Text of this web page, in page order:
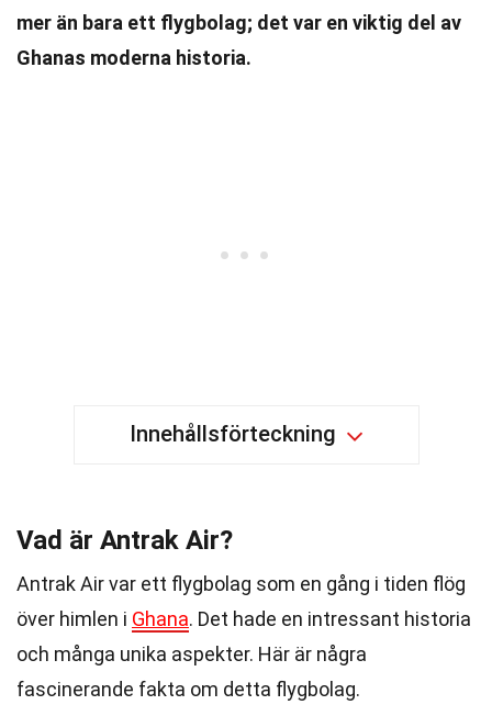
mer än bara ett flygbolag; det var en viktig del av
Ghanas moderna historia.
Innehållsförteckning
Vad är Antrak Air?
Antrak Air var ett flygbolag som en gång i tiden flög
över himlen i Ghana. Det hade en intressant historia
och många unika aspekter. Här är några
fascinerande fakta om detta flygbolag.